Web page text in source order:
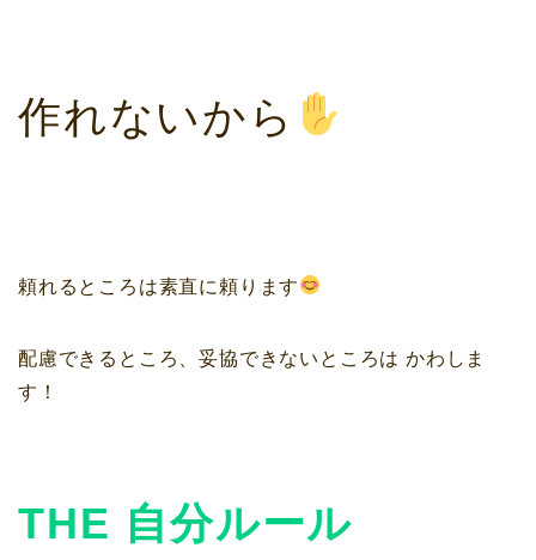
作れないから
頼れるところは素直に頼ります
配慮できるところ、妥協できないところは かわしま
す！
THE 自分ルール